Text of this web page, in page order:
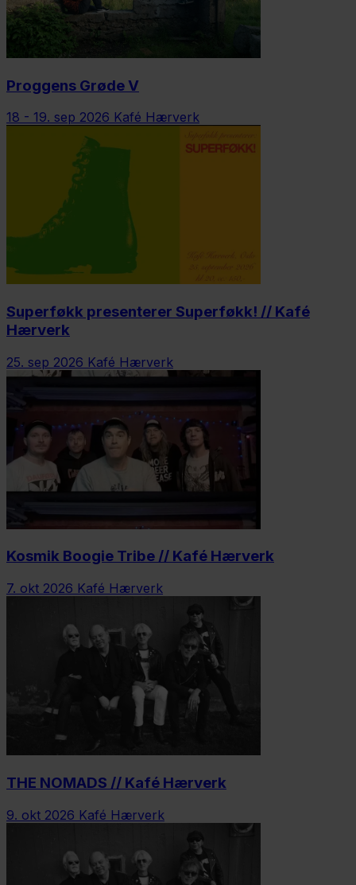
Proggens Grøde V
18 - 19. sep 2026 Kafé Hærverk
Superføkk presenterer Superføkk! // Kafé
Hærverk
25. sep 2026 Kafé Hærverk
Kosmik Boogie Tribe // Kafé Hærverk
7. okt 2026 Kafé Hærverk
THE NOMADS // Kafé Hærverk
9. okt 2026 Kafé Hærverk